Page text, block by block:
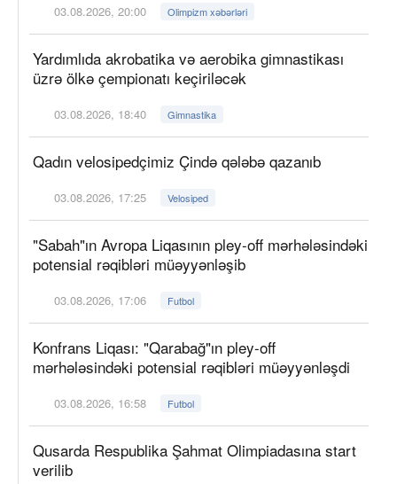
03.08.2026, 20:00 Olimpizm xəbərləri
Yardımlıda akrobatika və aerobika gimnastikası
üzrə ölkə çempionatı keçiriləcək
03.08.2026, 18:40 Gimnastika
Qadın velosipedçimiz Çində qələbə qazanıb
03.08.2026, 17:25 Velosiped
"Sabah"ın Avropa Liqasının pley-off mərhələsindəki
potensial rəqibləri müəyyənləşib
03.08.2026, 17:06 Futbol
Konfrans Liqası: "Qarabağ"ın pley-off
mərhələsindəki potensial rəqibləri müəyyənləşdi
03.08.2026, 16:58 Futbol
Qusarda Respublika Şahmat Olimpiadasına start
verilib